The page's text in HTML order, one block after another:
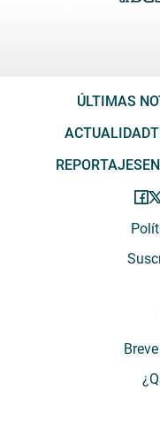
ÚLTIMAS
ACTUALIDAD
REPORTAJES